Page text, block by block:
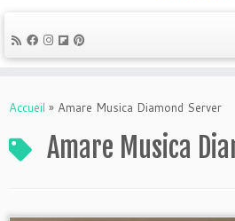
Accueil » Amare Musica Diamond Server
Amare Musica